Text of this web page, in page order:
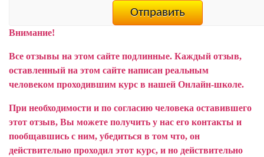
Внимание!
Все отзывы на этом сайте подлинные. Каждый отзыв,
оставленный на этом сайте написан реальным
человеком проходившим курс в нашей Онлайн-школе.
При необходимости и по согласию человека оставившего
этот отзыв, Вы можете получить у нас его контакты и
пообщавшись с ним, убедиться в том что, он
действительно проходил этот курс, и но действительно